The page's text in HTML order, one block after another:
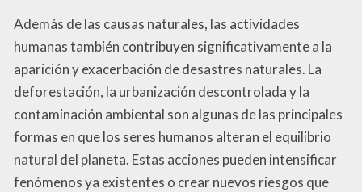
Además de las causas naturales, las actividades
humanas también contribuyen significativamente a la
aparición y exacerbación de desastres naturales. La
deforestación, la urbanización descontrolada y la
contaminación ambiental son algunas de las principales
formas en que los seres humanos alteran el equilibrio
natural del planeta. Estas acciones pueden intensificar
fenómenos ya existentes o crear nuevos riesgos que